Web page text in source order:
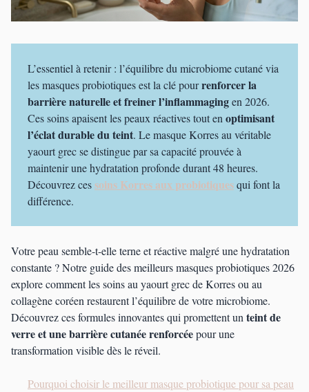
L’essentiel à retenir : l’équilibre du microbiome cutané via
les masques probiotiques est la clé pourrenforcer la
barrière naturelle et freiner l’inflammagingen 2026.
Ces soins apaisent les peaux réactives tout en optimisant
l’éclat durable du teint. Le masque Korres au véritable
yaourt grec se distingue par sa capacité prouvée à
maintenir une hydratation profonde durant 48 heures.
Découvrez cessoins Korres aux probiotiquesqui font la
différence.
Votre peau semble-t-elle terne et réactive malgré une hydratation
constante ? Notre guide des meilleurs masques probiotiques 2026
explore comment les soins au yaourt grec de Korres ou au
collagène coréen restaurent l’équilibre de votre microbiome.
Découvrez ces formules innovantes qui promettent un teint de
verre et une barrière cutanée renforcéepour une
transformation visible dès le réveil.
Pourquoi choisir le meilleur masque probiotique pour sa peau